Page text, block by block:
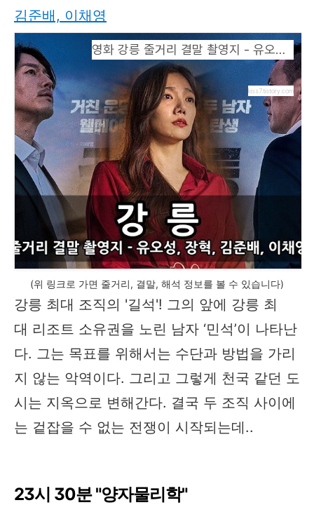
김준배, 이채영
영화 강릉 줄거리 결말 촬영지 - 유오성, 장혁, 김준배, 이채영
kiss7.tistory.com
(위 링크로 가면 줄거리, 결말, 해석 정보를 볼 수 있습니다)
강릉 최대 조직의 '길석'! 그의 앞에 강릉 최
대 리조트 소유권을 노린 남자 ‘민석’이 나타난
다. 그는 목표를 위해서는 수단과 방법을 가리
지 않는 악역이다. 그리고 그렇게 천국 같던 도
시는 지옥으로 변해간다. 결국 두 조직 사이에
는 겉잡을 수 없는 전쟁이 시작되는데..
23시 30분 "양자물리학"